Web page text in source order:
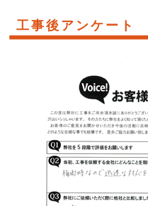
工事後アンケート